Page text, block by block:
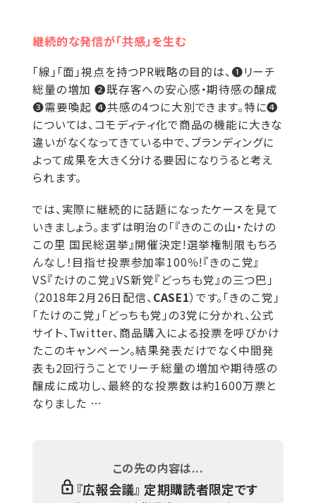
継続的な発信が「共感」を生む
「線」「面」視点を持つPR戦略の目的は、❶リーチ
総量の増加 ❷既存客への安心感・期待感の醸成
❸需要喚起 ❹共感の4つに大別できます。特に❹
については、コモディティ化で商品の機能に大きな
違いがなくなってきている中で、ブランディングに
よって成果を大きく分ける要因になりうると考え
られます。
では、実際に継続的に話題になったケースを見て
いきましょう。まずは明治の「『きのこの山・たけの
この里 国民総選挙』開催決定!選挙権制限もちろ
んなし！目指せ投票参加率100％!『きのこ党』
VS『たけのこ党』VS新党『どっちも党』の三つ巴」
（2018年2月26日配信、 CASE1）です。｢きのこ党」
｢たけのこ党｣｢どっちも党｣の3党に分かれ、公式
サイト、Twitter、商品購入による投票を呼びかけ
たこのキャンペーン。結果発表だけでなく中間発
表も2回行うことでリーチ総量の増加や期待感の
醸成に成功し、最終的な投票数は約1600万票と
なりました …
この先の内容は...
『広報会議』 定期購読者限定です